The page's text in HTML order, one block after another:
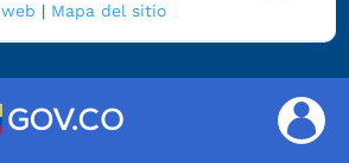
web | Mapa del sitio